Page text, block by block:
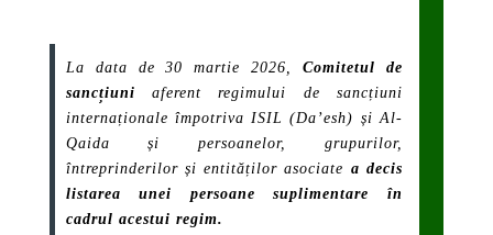
La data de 30 martie 2026, Comitetul de
sancțiuni aferent regimului de sancțiuni
internaționale împotriva ISIL (Da’esh) și Al-
Qaida și persoanelor, grupurilor,
întreprinderilor și entităților asociate a decis
listarea unei persoane suplimentare în
cadrul acestui regim.